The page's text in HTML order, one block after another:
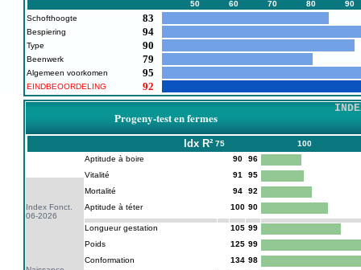
50 60 70 80
90
Schofthoogte
83
Bespiering 94
Type 90
Beenwerk 79
Algemeen voorkomen 95
EINDBEOORDELING 92
Progeny-test en fermes
Idx R² 75 100
Index Fonct.
06-2026
Aptitude à boire 90
96
Vitalité
91
95
Mortalité
94
92
Aptitude à téter
100 90
Longueur gestation 105 99
Poids
125 99
Conformation
134 98